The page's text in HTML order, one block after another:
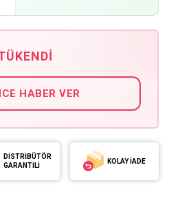
HABER VER
DİSTRİBÜTÖR
GARANTİLİ
KOLAY İADE